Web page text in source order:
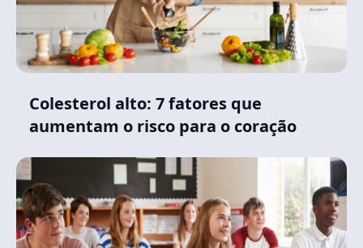
Colesterol alto: 7 fatores que
aumentam o risco para o coração